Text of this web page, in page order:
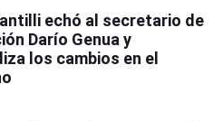
echó al secretario de
Darío Genua y
los cambios en el